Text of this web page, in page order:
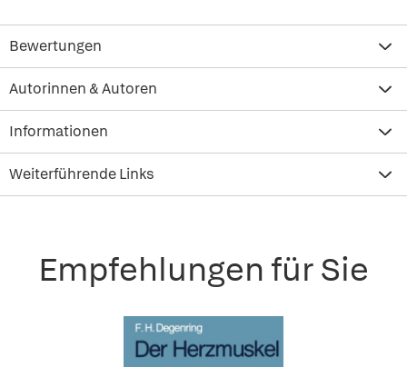
Bewertungen
Autorinnen & Autoren
Informationen
Weiterführende Links
Empfehlungen für Sie